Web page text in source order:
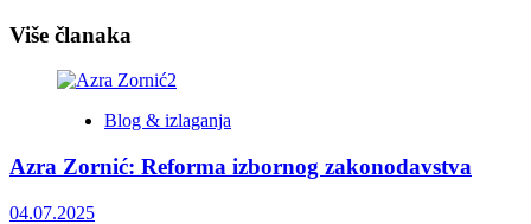
Više članaka
Blog & izlaganja
Azra Zornić: Reforma izbornog zakonodavstva
04.07.2025